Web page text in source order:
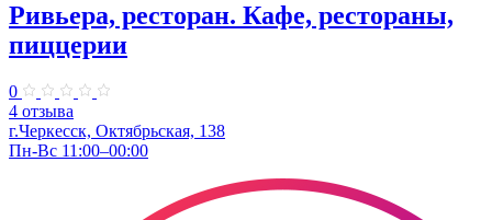
Ривьера, ресторан. Кафе, рестораны,
пиццерии
0
4 отзыва
г.Черкесск, Октябрьская, 138
Пн-Вс 11:00–00:00